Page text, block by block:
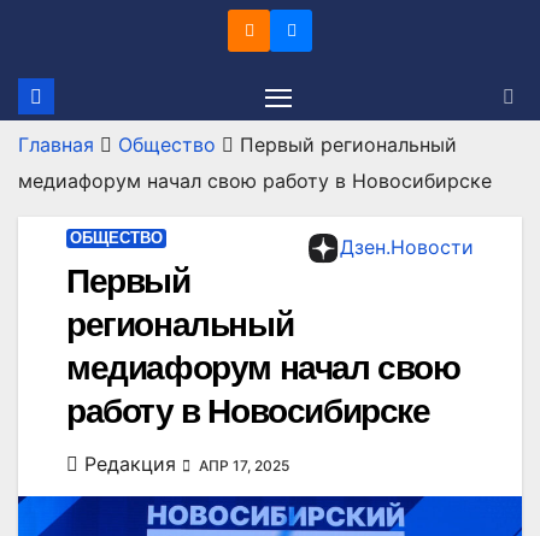
содержимому
Главная Общество
Первый региональный
медиафорум начал свою работу в Новосибирске
Дзен.Новости
ОБЩЕСТВО
Первый
региональный
медиафорум начал свою
работу в Новосибирске
Редакция АПР 17, 2025